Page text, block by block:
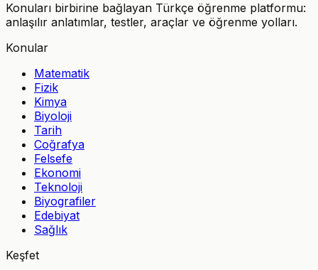
Konuları birbirine bağlayan Türkçe öğrenme platformu:
anlaşılır anlatımlar, testler, araçlar ve öğrenme yolları.
Konular
Matematik
Fizik
Kimya
Biyoloji
Tarih
Coğrafya
Felsefe
Ekonomi
Teknoloji
Biyografiler
Edebiyat
Sağlık
Keşfet